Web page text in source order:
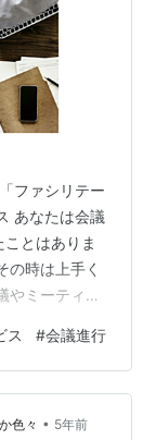
ファシリテー
あなたは会議
とはありま
の時は上手く
やミーティン
込み ①議論
参加者の状況
絞り、深める
き出す ②発
ス #会議進行
色々 • 5年前